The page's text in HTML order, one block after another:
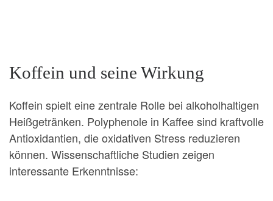
Koffein und seine Wirkung
Koffein spielt eine zentrale Rolle bei alkoholhaltigen
Heißgetränken. Polyphenole in Kaffee sind kraftvolle
Antioxidantien, die oxidativen Stress reduzieren
können. Wissenschaftliche Studien zeigen
interessante Erkenntnisse: